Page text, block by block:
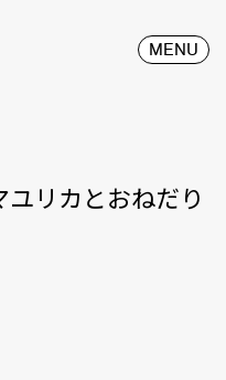
MENU
リカとおねだり